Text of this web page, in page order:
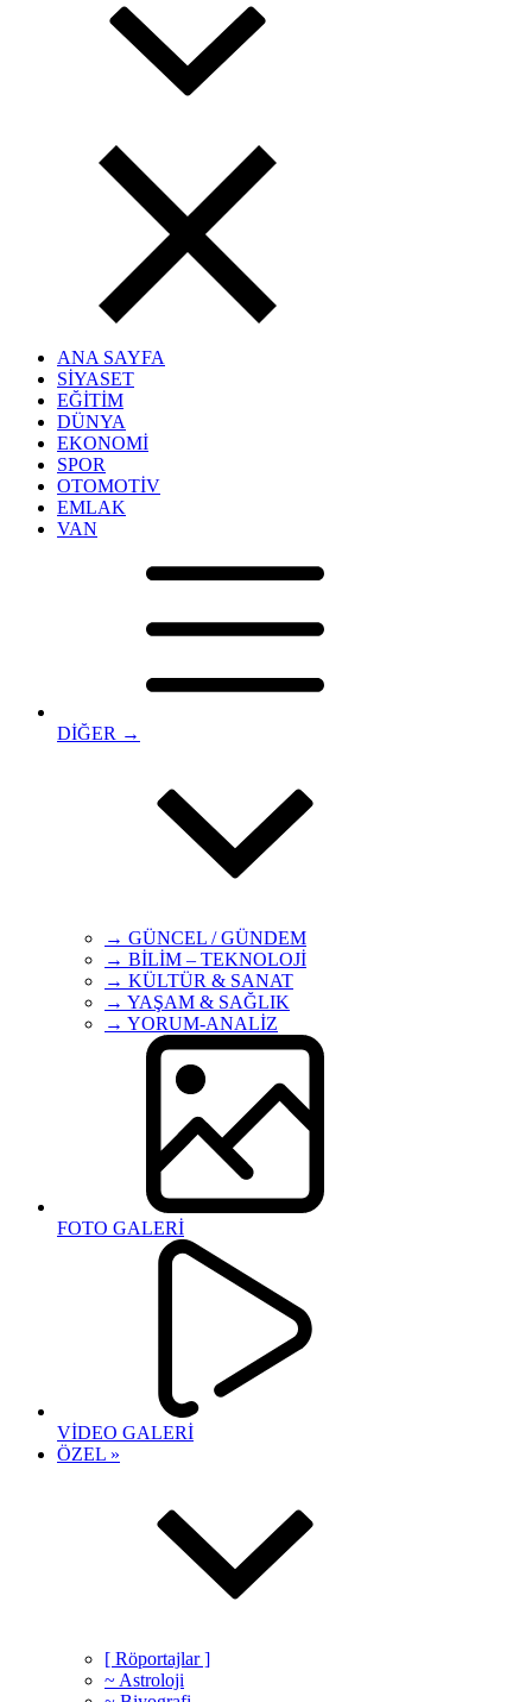
ANA SAYFA
SİYASET
EĞİTİM
DÜNYA
EKONOMİ
SPOR
OTOMOTİV
EMLAK
VAN
DİĞER →
→ GÜNCEL / GÜNDEM
→ BİLİM – TEKNOLOJİ
→ KÜLTÜR & SANAT
→ YAŞAM & SAĞLIK
→ YORUM-ANALİZ
FOTO GALERİ
VİDEO GALERİ
ÖZEL »
[ Röportajlar ]
~ Astroloji